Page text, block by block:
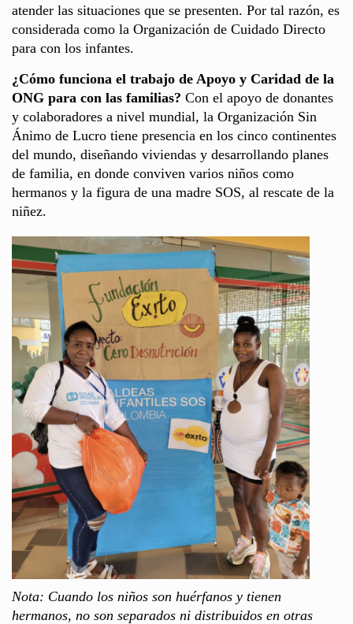
atender las situaciones que se presenten. Por tal razón, es
considerada como la Organización de Cuidado Directo
para con los infantes.
¿Cómo funciona el trabajo de Apoyo y Caridad de la
ONG para con las familias? Con el apoyo de donantes
y colaboradores a nivel mundial, la Organización Sin
Ánimo de Lucro tiene presencia en los cinco continentes
del mundo, diseñando viviendas y desarrollando planes
de familia, en donde conviven varios niños como
hermanos y la figura de una madre SOS, al rescate de la
niñez.
Nota: Cuando los niños son huérfanos y tienen
hermanos, no son separados ni distribuidos en otras